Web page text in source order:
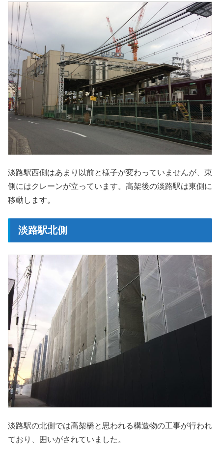
淡路駅西側はあまり以前と様子が変わっていませんが、東
側にはクレーンが立っています。高架後の淡路駅は東側に
移動します。
淡路駅北側
淡路駅の北側では高架橋と思われる構造物の工事が行われ
ており、囲いがされていました。